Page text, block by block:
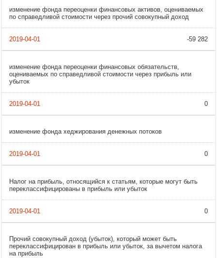
изменение фонда переоценки финансовых активов, оцениваемых
по справедливой стоимости через прочий совокупный доход
-59 282
изменение фонда переоценки финансовых обязательств,
оцениваемых по справедливой стоимости через прибыль или
убыток
0
изменение фонда хеджирования денежных потоков
0
Налог на прибыль, относящийся к статьям, которые могут быть
переклассифицированы в прибыль или убыток
0
Прочий совокупный доход (убыток), который может быть
переклассифицирован в прибыль или убыток, за вычетом налога
на прибыль